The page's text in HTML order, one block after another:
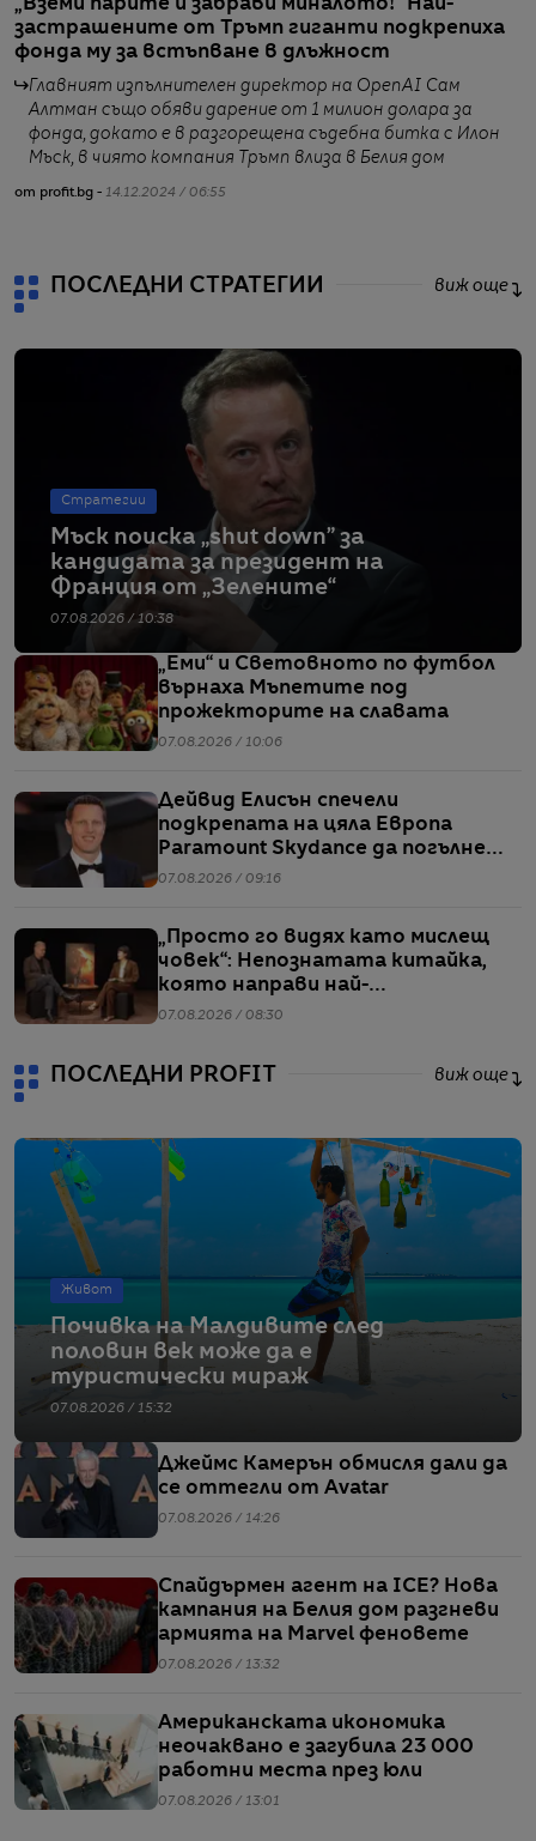
„Вземи парите и забрави миналото!“ Най-
застрашените от Тръмп гиганти подкрепиха
фонда му за встъпване в длъжност
Главният изпълнителен директор на OpenAI Сам
Алтман също обяви дарение от 1 милион долара за
фонда, докато е в разгорещена съдебна битка с Илон
Мъск, в чиято компания Тръмп влиза в Белия дом
от profit.bg - 14.12.2024 / 06:55
ПОСЛЕДНИ СТРАТЕГИИ виж още
Стратегии
Мъск поиска „shut down” за
кандидата за президент на
Франция от „Зелените“
07.08.2026 / 10:38
„Еми“ и Световното по футбол
върнаха Мъпетите под
прожекторите на славата
07.08.2026 / 10:06
Дейвид Елисън спечели
подкрепата на цяла Европа
Paramount Skydance да погълне
WBD
07.08.2026 / 09:16
„Просто го видях като мислещ
човек“: Непознатата китайка,
която направи най-
коментираното интервю с
07.08.2026 / 08:30
ПОСЛЕДНИ PROFIT виж още
Живот
Почивка на Малдивите след
половин век може да е
туристически мираж
07.08.2026 / 15:32
Джеймс Камерън обмисля дали да
се оттегли от Avatar
07.08.2026 / 14:26
Спайдърмен агент на ICE? Нова
кампания на Белия дом разгневи
армията на Marvel феновете
07.08.2026 / 13:32
Американската икономика
неочаквано е загубила 23 000
работни места през юли
07.08.2026 / 13:01